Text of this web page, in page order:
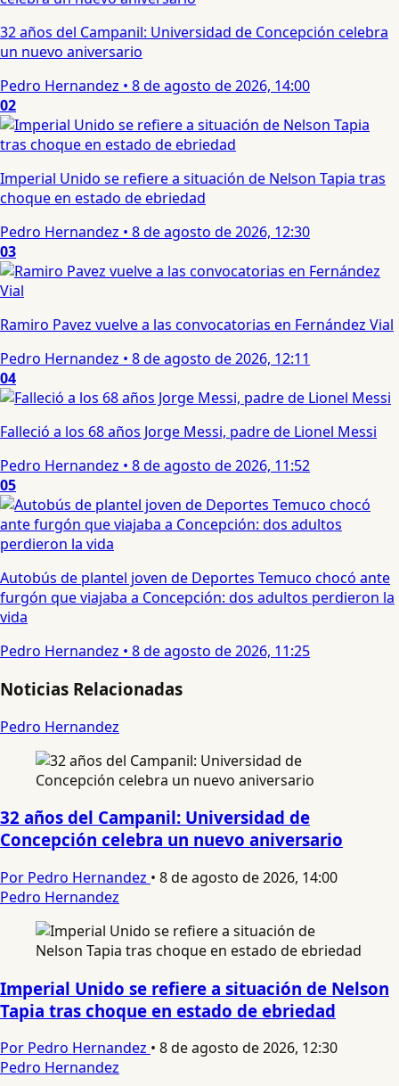
32 años del Campanil: Universidad de Concepción celebra
un nuevo aniversario
Pedro Hernandez • 8 de agosto de 2026, 14:00
02
Imperial Unido se refiere a situación de Nelson Tapia tras
choque en estado de ebriedad
Pedro Hernandez • 8 de agosto de 2026, 12:30
03
Ramiro Pavez vuelve a las convocatorias en Fernández Vial
Pedro Hernandez • 8 de agosto de 2026, 12:11
04
Falleció a los 68 años Jorge Messi, padre de Lionel Messi
Pedro Hernandez • 8 de agosto de 2026, 11:52
05
Autobús de plantel joven de Deportes Temuco chocó ante
furgón que viajaba a Concepción: dos adultos perdieron la
vida
Pedro Hernandez • 8 de agosto de 2026, 11:25
Noticias Relacionadas
Pedro Hernandez
32 años del Campanil: Universidad de
Concepción celebra un nuevo aniversario
Por Pedro Hernandez • 8 de agosto de 2026, 14:00
Pedro Hernandez
Imperial Unido se refiere a situación de Nelson
Tapia tras choque en estado de ebriedad
Por Pedro Hernandez • 8 de agosto de 2026, 12:30
Pedro Hernandez